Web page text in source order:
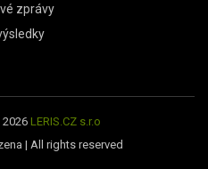
zprávy
2026 LERIS.CZ s.r.o
| All rights reserved